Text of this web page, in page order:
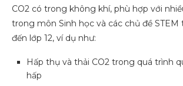
CO2 có trong không khí, phù hợp với
trong môn Sinh học và các chủ đề STEM
đến lớp 12, ví dụ như:
Hấp thụ và thải CO2 trong quá trình
hấp